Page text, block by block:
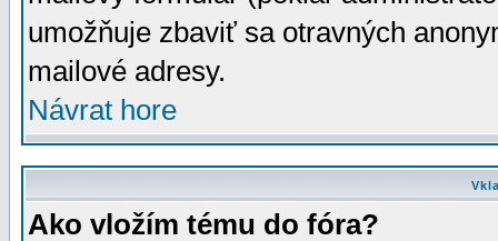
umožňuje zbaviť sa otravných
mailové adresy.
Návrat hore
Ako vložím tému do fóra?